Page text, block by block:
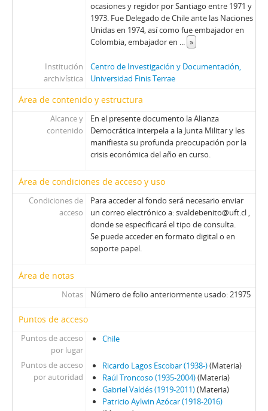
ocasiones y regidor por Santiago entre 1971 y
1973. Fue Delegado de Chile ante las Naciones
Unidas en 1974, así como fue embajador en
Colombia, embajador en ... »
Institución
archivística
Centro de Investigación y Documentación,
Universidad Finis Terrae
Área de contenido y estructura
Alcance y
contenido
En el presente documento la Alianza
Democrática interpela a la Junta Militar y les
manifiesta su profunda preocupación por la
crisis económica del año en curso.
Área de condiciones de acceso y uso
Condiciones de
acceso
Para acceder al fondo será necesario enviar
un correo electrónico a: svaldebenito@uft.cl ,
donde se especificará el tipo de consulta.
Se puede acceder en formato digital o en
soporte papel.
Área de notas
Notas Número de folio anteriormente usado: 21975
Puntos de acceso
Puntos de acceso
por lugar
Chile
Puntos de acceso
por autoridad
Ricardo Lagos Escobar (1938-)(Materia)
Raúl Troncoso (1935-2004)(Materia)
Gabriel Valdés (1919-2011)(Materia)
Patricio Aylwin Azócar (1918-2016)